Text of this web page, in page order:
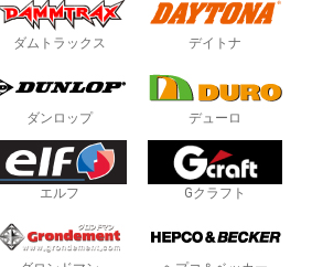
ダムトラックス デイトナ
ダンロップ デューロ
エルフ Gクラフト